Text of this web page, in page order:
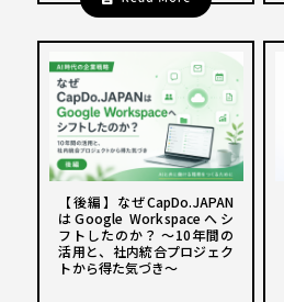
【後編】なぜCapDo.JAPAN
はGoogle Workspaceへシ
フトしたのか？ 〜10年間の
活用と、社内統合プロジェク
トから得た気づき〜